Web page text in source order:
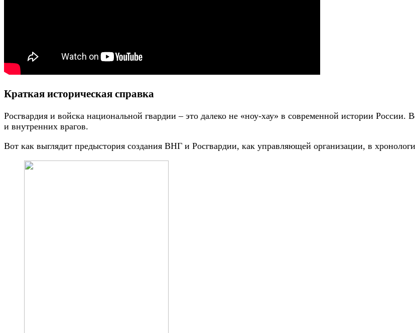
Краткая историческая справка
Росгвардия и войска национальной гвардии – это далеко не «ноу-хау» в современной истории
и внутренних врагов.
Вот как выглядит предыстория создания ВНГ и Росгвардии, как управляющей организации, в